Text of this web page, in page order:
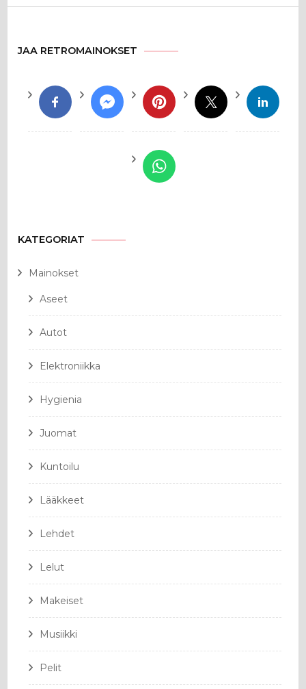
JAA RETROMAINOKSET
KATEGORIAT
Mainokset
Aseet
Autot
Elektroniikka
Hygienia
Juomat
Kuntoilu
Lääkkeet
Lehdet
Lelut
Makeiset
Musiikki
Pelit